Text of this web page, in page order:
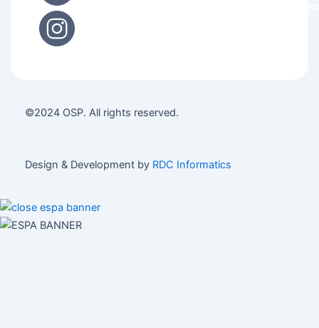
©2024 OSP. All rights reserved.
Design & Development by RDC Informatics